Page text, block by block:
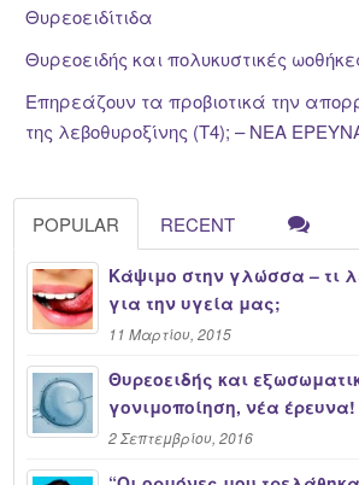
Θυρεοειδίτιδα
Θυρεοειδής και πολυκυστικές
Επηρεάζουν τα προβιοτικά την
της λεβοθυροξίνης (Τ4); – ΝΕΑ
POPULAR RECENT
Κάψιμο στην γλώσσα – τι
για την υγεία μας;
11 Μαρτίου, 2015
Θυρεοειδής και
γονιμοποίηση, νέα έρευνα!
2 Σεπτεμβρίου, 2016